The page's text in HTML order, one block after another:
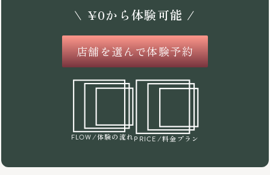
\ ¥0から体験可能 /
店舗を選んで体験予約
FLOW /体験の流れPRICE /料金プラン